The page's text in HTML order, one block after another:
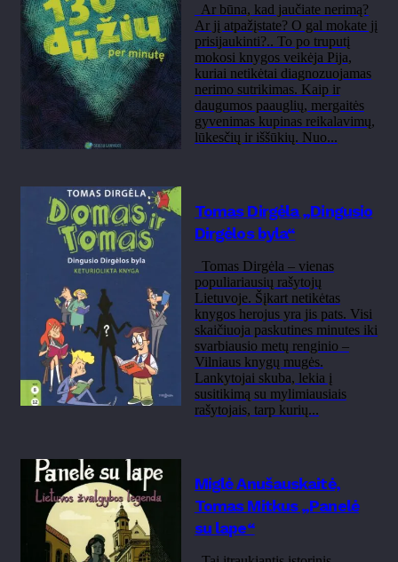
Ar būna, kad jaučiate nerimą?
Ar jį atpažįstate? O gal mokate jį
prisijaukinti?.. To po truputį
mokosi knygos veikėja Pija,
kuriai netikėtai diagnozuojamas
nerimo sutrikimas. Kaip ir
daugumos paauglių, mergaitės
gyvenimas kupinas reikalavimų,
lūkesčių ir iššūkių. Nuo...
Tomas Dirgėla „Dingusio
Dirgėlos byla“
Tomas Dirgėla – vienas
populiariausių rašytojų
Lietuvoje. Šįkart netikėtas
knygos herojus yra jis pats. Visi
skaičiuoja paskutines minutes iki
svarbiausio metų renginio –
Vilniaus knygų mugės.
Lankytojai skuba, lekia į
susitikimą su mylimiausiais
rašytojais, tarp kurių...
Miglė Anušauskaitė,
Tomas Mitkus „Panelė
su lape“